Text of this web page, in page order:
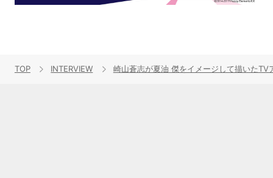
TOP INTERVIEW 崎山蒼志が夏油 傑をイメージして描いた